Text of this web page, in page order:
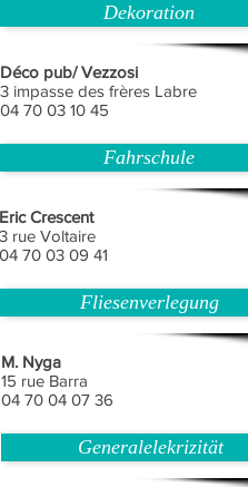
Dekoration
Déco pub/ Vezzosi
3 impasse des frères Labre
04 70 03 10 45
Fahrschule
Eric Crescent
3 rue Voltaire
04 70 03 09 41
Fliesenverlegung
M. Nyga
15 rue Barra
04 70 04 07 36
Generalelekrizität